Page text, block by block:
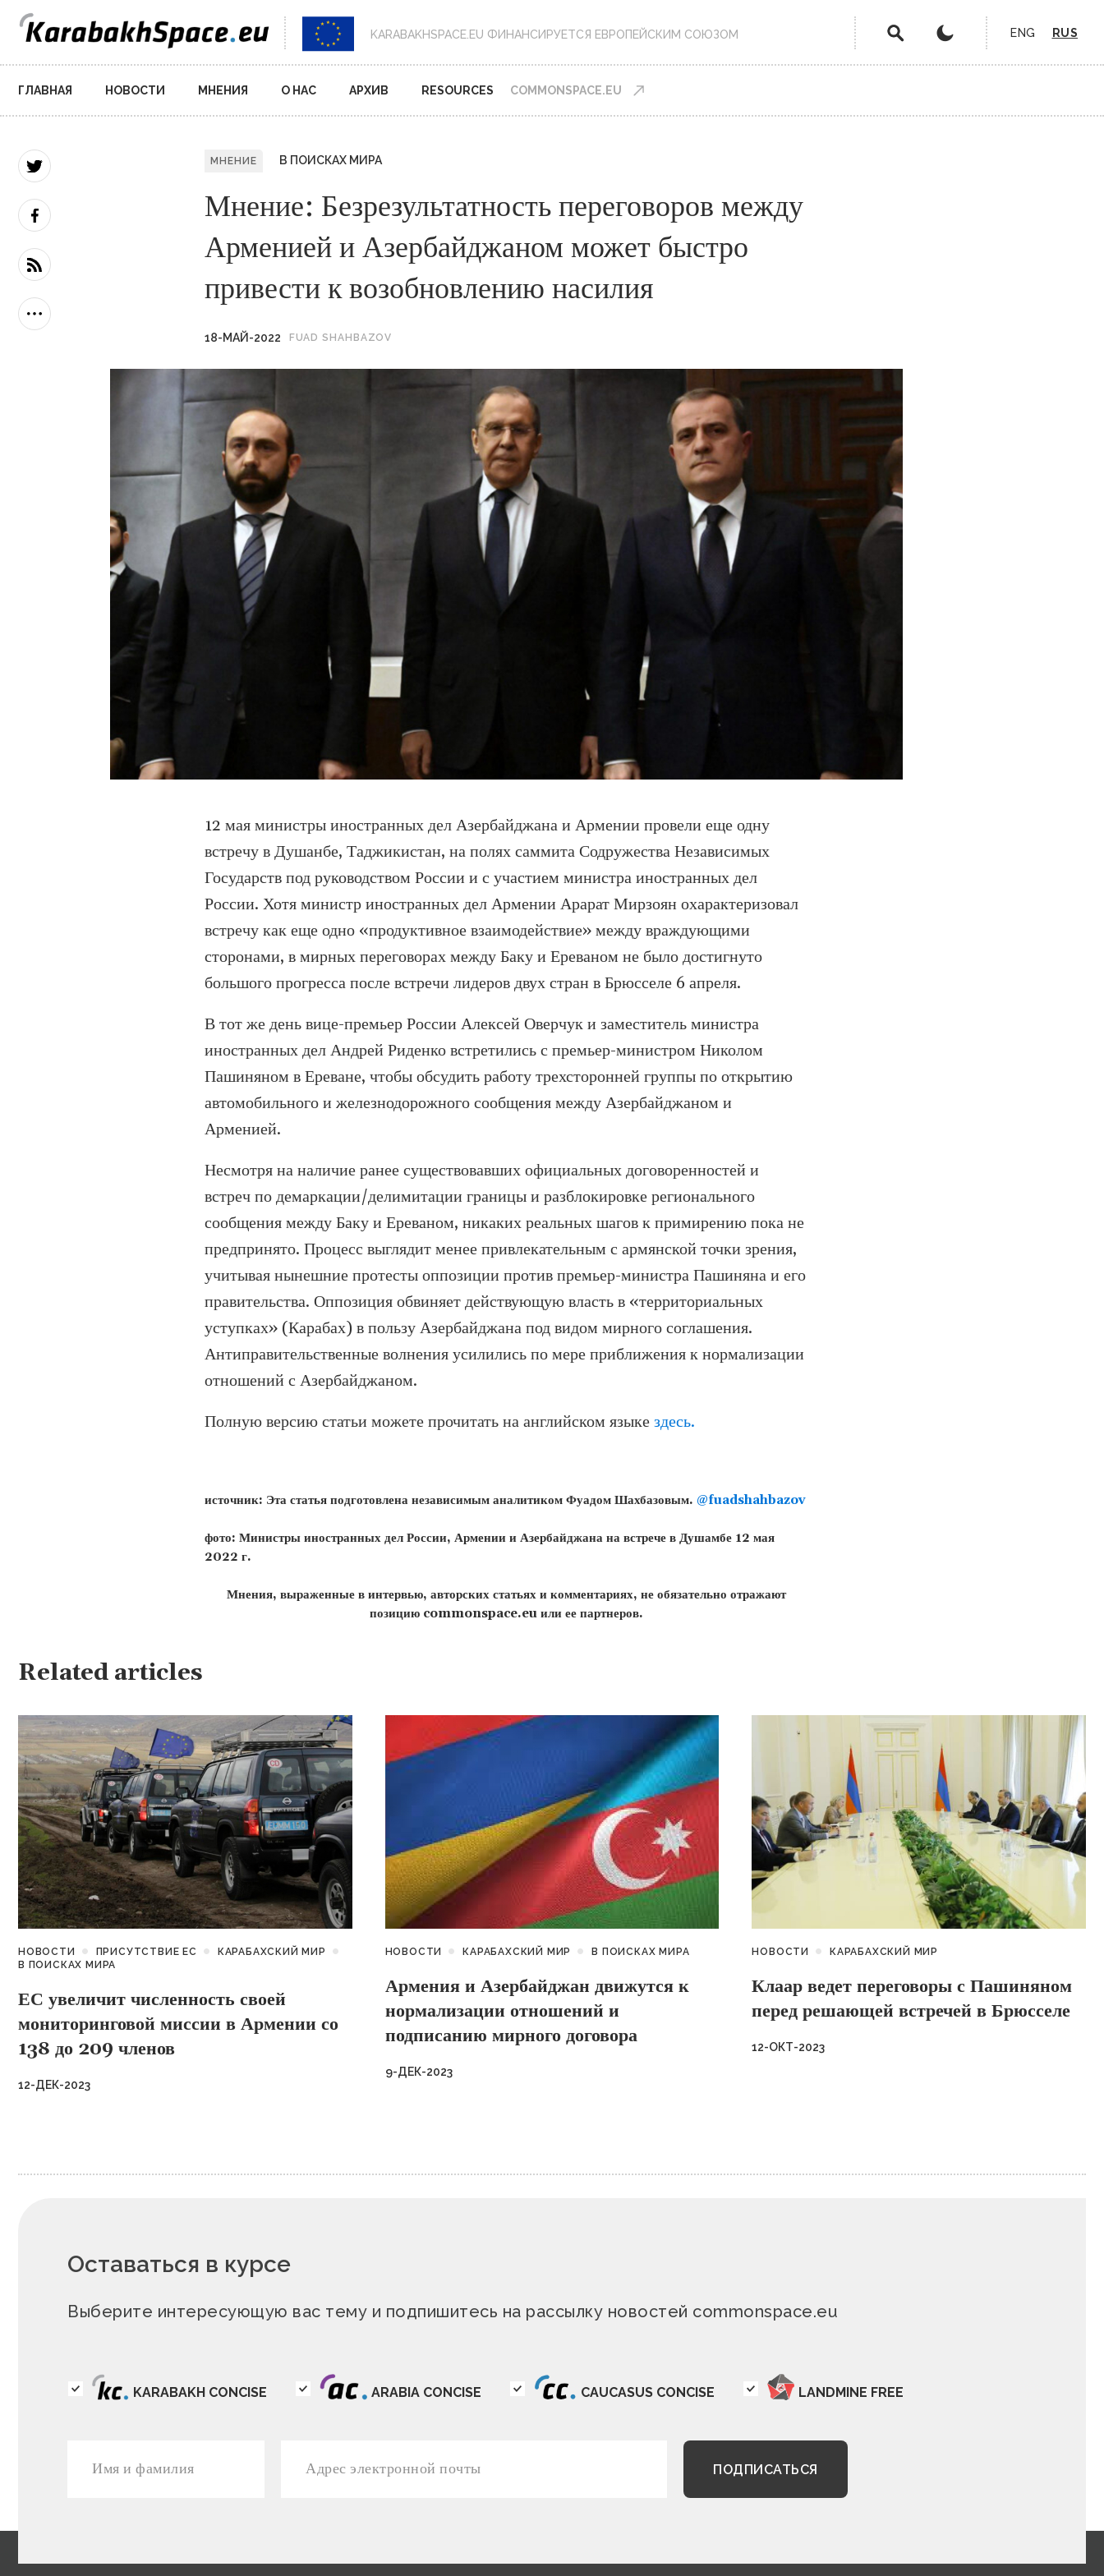
KARABAKHSPACE.EU ФИНАНСИРУЕТСЯ ЕВРОПЕЙСКИМ CОЮЗОМ ENG RUS
Main
navigation
ГЛАВНАЯ НОВОСТИ МНЕНИЯ О НАС АРХИВ RESOURCES COMMONSPACE.EU
МНЕНИЕ В ПОИСКАХ МИРА
Мнение: Безрезультатность переговоров между
Арменией и Азербайджаном может быстро
привести к возобновлению насилия
18-МАЙ-2022 FUAD SHAHBAZOV
12 мая министры иностранных дел Азербайджана и Армении провели еще одну
встречу в Душанбе, Таджикистан, на полях саммита Содружества Независимых
Государств под руководством России и с участием министра иностранных дел
России. Хотя министр иностранных дел Армении Арарат Мирзоян охарактеризовал
встречу как еще одно «продуктивное взаимодействие» между враждующими
сторонами, в мирных переговорах между Баку и Ереваном не было достигнуто
большого прогресса после встречи лидеров двух стран в Брюсселе 6 апреля.
В тот же день вице-премьер России Алексей Оверчук и заместитель министра
иностранных дел Андрей Риденко встретились с премьер-министром Николом
Пашиняном в Ереване, чтобы обсудить работу трехсторонней группы по открытию
автомобильного и железнодорожного сообщения между Азербайджаном и
Арменией.
Несмотря на наличие ранее существовавших официальных договоренностей и
встреч по демаркации/делимитации границы и разблокировке регионального
сообщения между Баку и Ереваном, никаких реальных шагов к примирению пока не
предпринято. Процесс выглядит менее привлекательным с армянской точки зрения,
учитывая нынешние протесты оппозиции против премьер-министра Пашиняна и его
правительства. Оппозиция обвиняет действующую власть в «территориальных
уступках» (Карабах) в пользу Азербайджана под видом мирного соглашения.
Антиправительственные волнения усилились по мере приближения к нормализации
отношений с Азербайджаном.
Полную версию статьи можете прочитать на английском языкездесь.
источник: Эта статья подготовлена независимым аналитиком Фуадом Шахбазовым. @fuadshahbazov
фото: Министры иностранных дел России, Армении и Азербайджана на встрече в Душамбе 12 мая
2022 г.
Мнения, выраженные в интервью, авторских статьях и комментариях, не обязательно отражают
позицию commonspace.eu или ее партнеров.
Related articles
НОВОСТИ ПРИСУТСТВИЕ ЕС
КАРАБАХСКИЙ МИР
В ПОИСКАХ МИРА
ЕС увеличит численность своей
мониторинговой миссии в Армении со
138 до 209 членов
12-ДЕК-2023
НОВОСТИ КАРАБАХСКИЙ МИР В ПОИСКАХ МИРА
Армения и Азербайджан движутся к
нормализации отношений и
подписанию мирного договора
9-ДЕК-2023
НОВОСТИ КАРАБАХСКИЙ МИР
Клаар ведет переговоры с Пашиняном
перед решающей встречей в Брюсселе
12-ОКТ-2023
Оставаться в курсе
Выберите интересующую вас тему и подпишитесь на рассылку новостей commonspace.eu
KARABAKH CONCISE ARABIA CONCISE CAUCASUS CONCISE LANDMINE FREE